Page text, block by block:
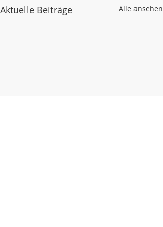
Aktuelle Beiträge Alle ansehen